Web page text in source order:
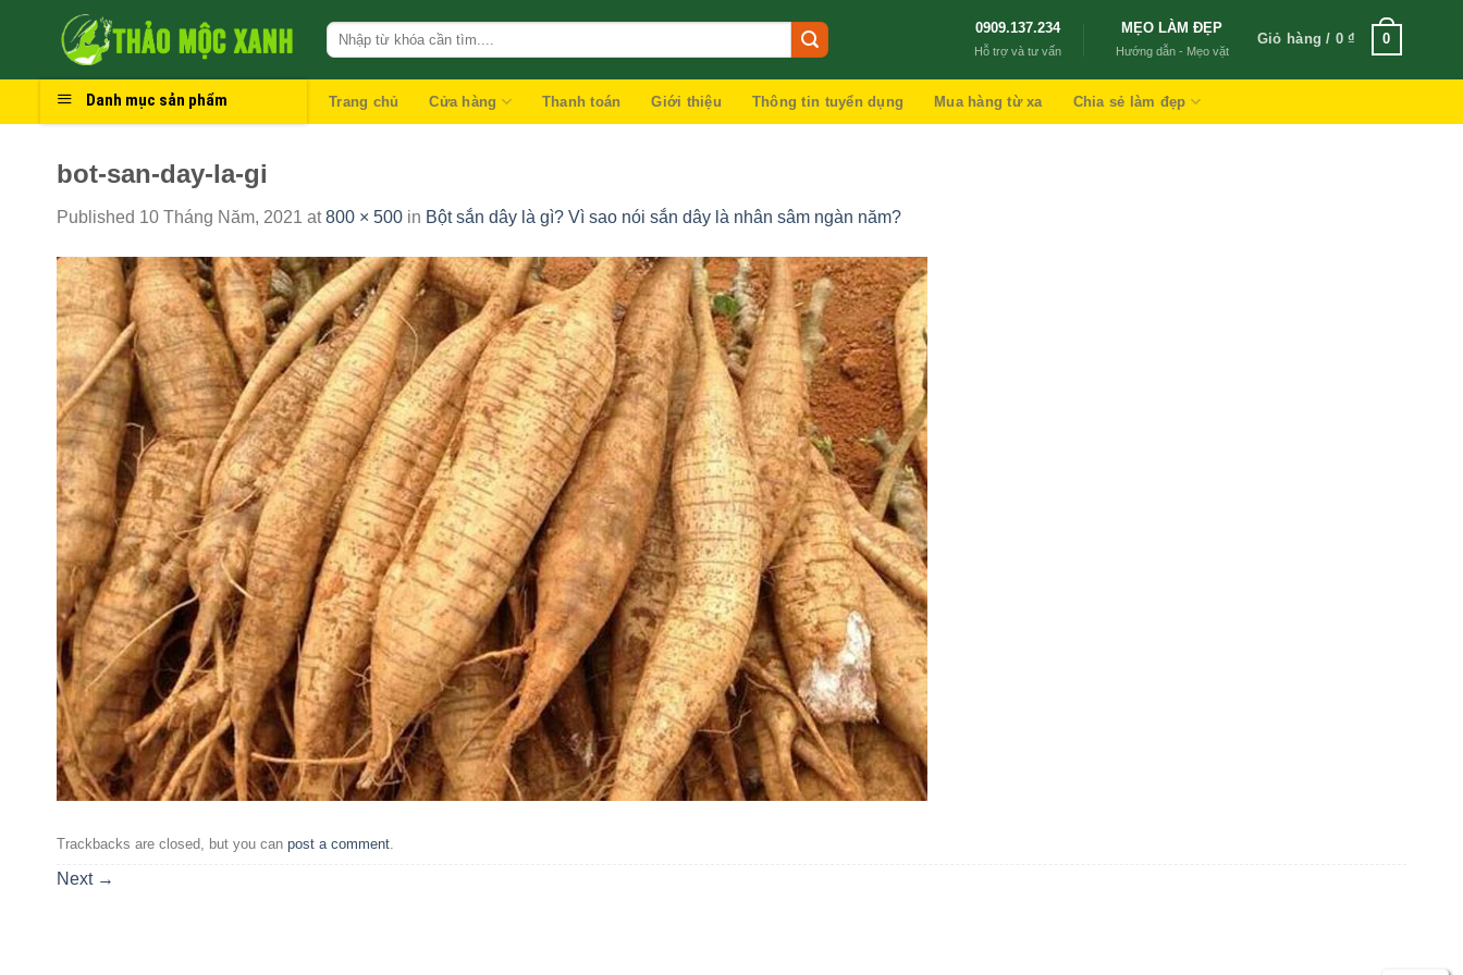
0909.137.234
Hỗ trợ và tư vấn
MẸO LÀM ĐẸP
Hướng dẫn - Mẹo vặt
Giỏ hàng / 0₫ 0
Danh mục sản phẩm Trang chủ Cửa hàng Thanh toán Giới thiệu Thông tin tuyển dụng Mua hàng từ xa Chia sẻ làm đẹp
bot-san-day-la-gi
Published 10 Tháng Năm, 2021 at800 × 500 in Bột sắn dây là gì? Vì sao nói sắn dây là nhân sâm ngàn năm?
Trackbacks are closed, but you can post a comment.
Next →